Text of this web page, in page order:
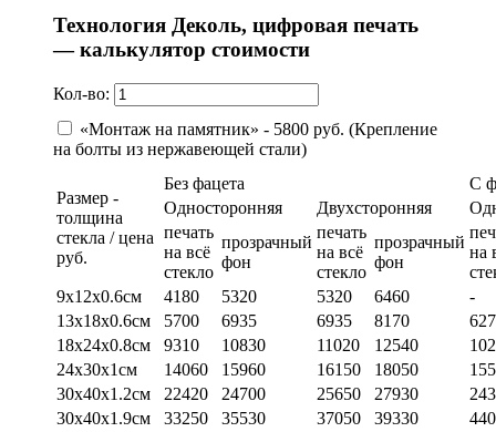
Технология Деколь, цифровая печать
— калькулятор стоимости
Кол-во:
«Монтаж на памятник» - 5800 руб. (Крепление
на болты из нержавеющей стали)
Размер -
толщина
стекла / цена
руб.
Без фацета
С
Односторонняя
Двухсторонняя
печать
на всё
стекло
прозрачный
фон
печать
на всё
стекло
прозрачный
фон
на
9х12х0.6см
4180 5320 5320 6460
-
13х18х0.6см
5700 6935 6935 8170
18х24х0.8см
9310 10830 11020 12540
24х30х1см
14060 15960 16150 18050
30х40х1.2см
22420 24700 25650 27930
30х40х1.9см
33250 35530 37050 39330